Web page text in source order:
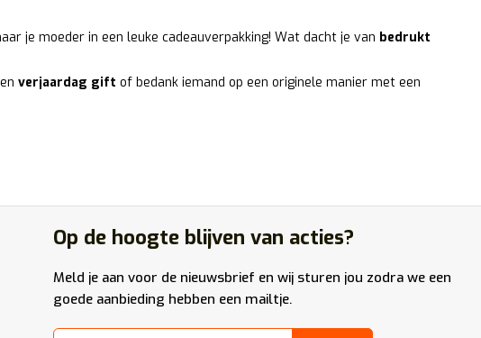
je moeder in een leuke cadeauverpakking! Wat dacht je van bedrukt
verjaardag gift of bedank iemand op een originele manier met een
Op de hoogte blijven van acties?
Meld je aan voor de nieuwsbrief en wij sturen jou zodra we een
goede aanbieding hebben een mailtje.